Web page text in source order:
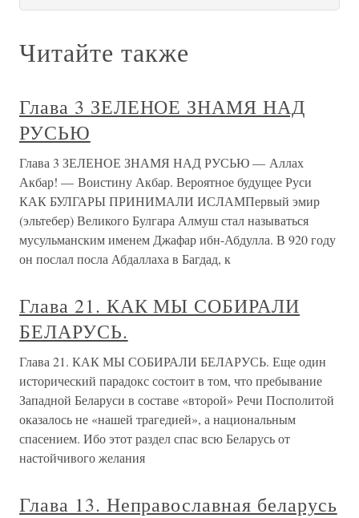
Читайте также
Глава 3 ЗЕЛЕНОЕ ЗНАМЯ НАД
РУСЬЮ
Глава 3 ЗЕЛЕНОЕ ЗНАМЯ НАД РУСЬЮ — Аллах
Акбар! — Воистину Акбар. Вероятное будущее Руси
КАК БУЛГАРЫ ПРИНИМАЛИ ИСЛАМПервый эмир
(эльтебер) Великого Булгара Алмуш стал называться
мусульманским именем Джафар ибн-Абдулла. В 920 году
он послал посла Абдаллаха в Багдад, к
Глава 21. КАК МЫ СОБИРАЛИ
БЕЛАРУСЬ.
Глава 21. КАК МЫ СОБИРАЛИ БЕЛАРУСЬ. Еще один
исторический парадокс состоит в том, что пребывание
Западной Беларуси в составе «второй» Речи Посполитой
оказалось не «нашей трагедией», а национальным
спасением. Ибо этот раздел спас всю Беларусь от
настойчивого желания
Глава 13. Неправославная беларусь